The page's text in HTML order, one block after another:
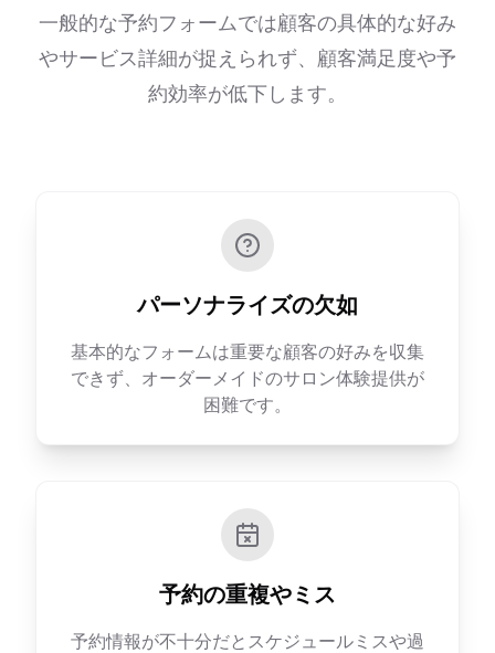
一般的な予約フォームでは顧客の具体的な好み
やサービス詳細が捉えられず、顧客満足度や予
約効率が低下します。
パーソナライズの欠如
基本的なフォームは重要な顧客の好みを収集
できず、オーダーメイドのサロン体験提供が
困難です。
予約の重複やミス
予約情報が不十分だとスケジュールミスや過